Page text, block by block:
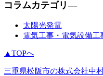
コラムカテゴリ―
太陽光発電
電気工事・電気設備工
▲TOPへ
三重県松阪市の株式会社中